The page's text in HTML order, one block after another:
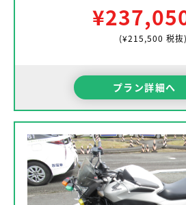
(¥215,500 税抜)
プラン詳細へ